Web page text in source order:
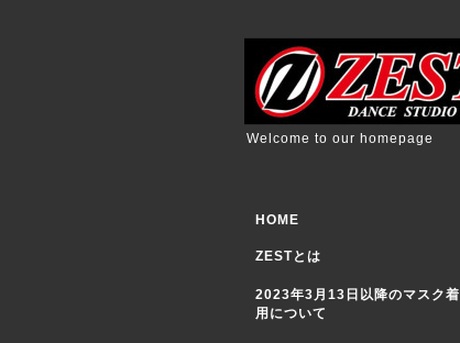
Welcome to our homepage
HOME
ZESTとは
2023年3月13日以降のマスク着
用について